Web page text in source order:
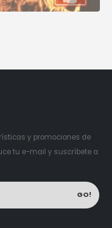
y promociones de
tu e-mail y suscríbete a